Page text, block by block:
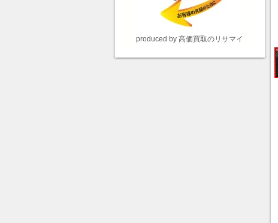
produced by 高価買取のリサマイ